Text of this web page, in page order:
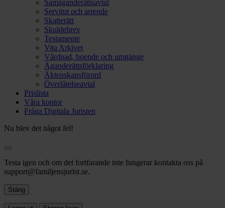
Samäganderättsavtal
Servitut och arrende
Skatterätt
Skuldebrev
Testamente
Vita Arkivet
Vårdnad, boende och umgänge
Äganderättsförklaring
Äktenskapsförord
Överlåtelseavtal
Prislista
Våra kontor
Fråga Digitala Juristen
Nu blev det något fel!
Testa igen och om det fortfarande inte fungerar kontakta oss på
support@familjensjurist.se.
Stäng